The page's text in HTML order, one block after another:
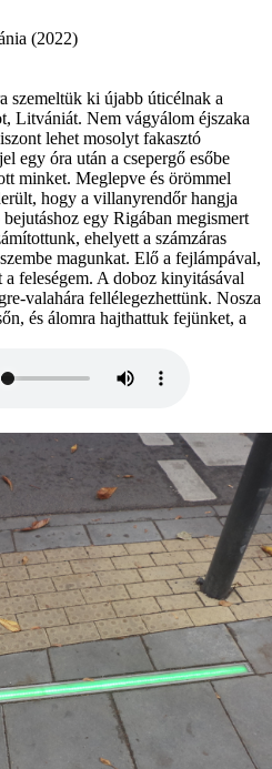
(2022)
szemeltük ki újabb úticélnak a
Litvániát. Nem vágyálom éjszaka
lehet mosolyt fakasztó
egy óra után a csepergő esőbe
minket. Meglepve és örömmel
hogy a villanyrendőr hangja
egy Rigában megismert
ehelyett a számzáras
magunkat. Elő a fejlámpával,
feleségem. A doboz kinyitásával
valahára fellélegezhettünk. Nosza
és álomra hajthattuk fejünket, a